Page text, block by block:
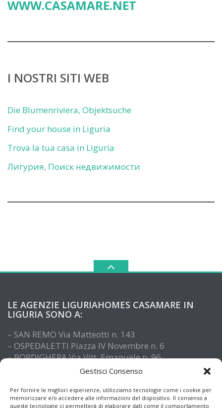
Gestisci Consenso
Per fornire le migliori esperienze, utilizziamo tecnologie come i cookie per
memorizzare e/o accedere alle informazioni del dispositivo. Il consenso a
queste tecnologie ci permetterà di elaborare dati come il comportamento
WWW.CASAMARE.NET
I NOSTRI SITI WEB
Die Blumenriviera, Objektsuche
Find your house in Liguria
Trova la tua casa in Liguria
Лигурия, Поиск недвижимости
LE AGENZIE LIGURIAHOMES CASAMARE IN
LIGURIA SONO A:
– SAN REMO Via Matteotti n. 143
– OSPEDALETTI Piazza IV Novembre n. 6
– BORDIGHERA Via Vitt. Emanuele n. 96
– IMPERIA Piazza De Amicis n. 15
– ALASSIO Via XX Settembre n. 61